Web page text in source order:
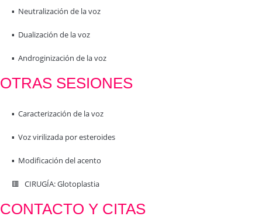
▪️ Neutralización de la voz
▪️ Dualización de la voz
▪️ Androginización de la voz
OTRAS SESIONES
▪️ Caracterización de la voz
▪️ Voz virilizada por esteroides
▪️ Modificación del acento
🟥 CIRUGÍA: Glotoplastia
CONTACTO Y CITAS